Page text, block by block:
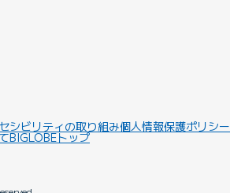
シビリティの取り組み個人情報保護ポリシー
BIGLOBEトップ